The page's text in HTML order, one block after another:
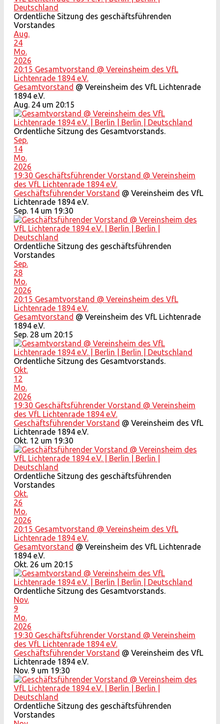
Ordentliche Sitzung des geschäftsführenden
Vorstandes
Aug.
24
Mo.
2026
20:15 Gesamtvorstand @ Vereinsheim des VfL
Lichtenrade 1894 e.V.
Gesamtvorstand @ Vereinsheim des VfL Lichtenrade
1894 e.V.
Aug. 24 um 20:15
Ordentliche Sitzung des Gesamtvorstands.
Sep.
14
Mo.
2026
19:30 Geschäftsführender Vorstand @ Vereinsheim
des VfL Lichtenrade 1894 e.V.
Geschäftsführender Vorstand @ Vereinsheim des VfL
Lichtenrade 1894 e.V.
Sep. 14 um 19:30
Ordentliche Sitzung des geschäftsführenden
Vorstandes
Sep.
28
Mo.
2026
20:15 Gesamtvorstand @ Vereinsheim des VfL
Lichtenrade 1894 e.V.
Gesamtvorstand @ Vereinsheim des VfL Lichtenrade
1894 e.V.
Sep. 28 um 20:15
Ordentliche Sitzung des Gesamtvorstands.
Okt.
12
Mo.
2026
19:30 Geschäftsführender Vorstand @ Vereinsheim
des VfL Lichtenrade 1894 e.V.
Geschäftsführender Vorstand @ Vereinsheim des VfL
Lichtenrade 1894 e.V.
Okt. 12 um 19:30
Ordentliche Sitzung des geschäftsführenden
Vorstandes
Okt.
26
Mo.
2026
20:15 Gesamtvorstand @ Vereinsheim des VfL
Lichtenrade 1894 e.V.
Gesamtvorstand @ Vereinsheim des VfL Lichtenrade
1894 e.V.
Okt. 26 um 20:15
Ordentliche Sitzung des Gesamtvorstands.
Nov.
9
Mo.
2026
19:30 Geschäftsführender Vorstand @ Vereinsheim
des VfL Lichtenrade 1894 e.V.
Geschäftsführender Vorstand @ Vereinsheim des VfL
Lichtenrade 1894 e.V.
Nov. 9 um 19:30
Ordentliche Sitzung des geschäftsführenden
Vorstandes